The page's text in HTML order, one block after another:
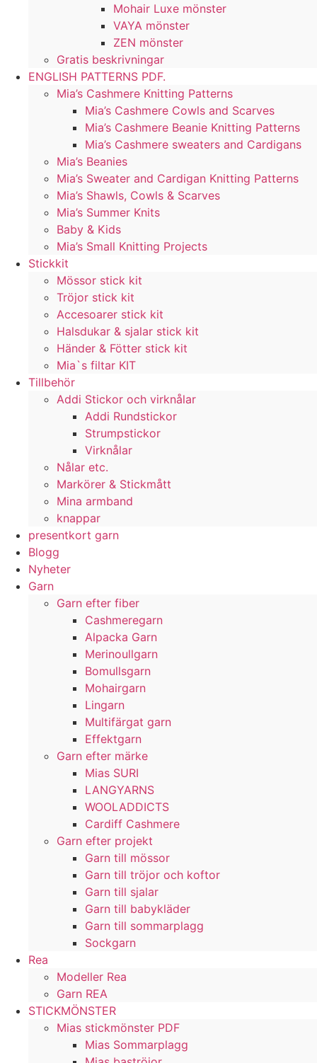
Mohair Luxe mönster
VAYA mönster
ZEN mönster
Gratis beskrivningar
ENGLISH PATTERNS PDF.
Mia’s Cashmere Knitting Patterns
Mia’s Cashmere Cowls and Scarves
Mia’s Cashmere Beanie Knitting Patterns
Mia’s Cashmere sweaters and Cardigans
Mia’s Beanies
Mia’s Sweater and Cardigan Knitting Patterns
Mia’s Shawls, Cowls & Scarves
Mia’s Summer Knits
Baby & Kids
Mia’s Small Knitting Projects
Stickkit
Mössor stick kit
Tröjor stick kit
Accesoarer stick kit
Halsdukar & sjalar stick kit
Händer & Fötter stick kit
Mia`s filtar KIT
Tillbehör
Addi Stickor och virknålar
Addi Rundstickor
Strumpstickor
Virknålar
Nålar etc.
Markörer & Stickmått
Mina armband
knappar
presentkort garn
Blogg
Nyheter
Garn
Garn efter fiber
Cashmeregarn
Alpacka Garn
Merinoullgarn
Bomullsgarn
Mohairgarn
Lingarn
Multifärgat garn
Effektgarn
Garn efter märke
Mias SURI
LANGYARNS
WOOLADDICTS
Cardiff Cashmere
Garn efter projekt
Garn till mössor
Garn till tröjor och koftor
Garn till sjalar
Garn till babykläder
Garn till sommarplagg
Sockgarn
Rea
Modeller Rea
Garn REA
STICKMÖNSTER
Mias stickmönster PDF
Mias Sommarplagg